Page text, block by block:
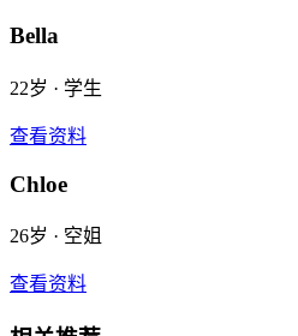
Bella
22岁 · 学生
查看资料
Chloe
26岁 · 空姐
查看资料